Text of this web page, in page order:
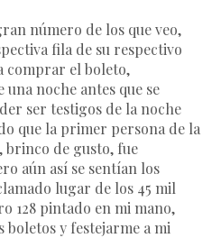
número de los que veo,
fila de su respectivo
comprar el boleto,
noche antes que se
ser testigos de la noche
que la primer persona de la
brinco de gusto, fue
aún así se sentían los
lugar de los 45 mil
128 pintado en mi mano,
y festejarme a mi